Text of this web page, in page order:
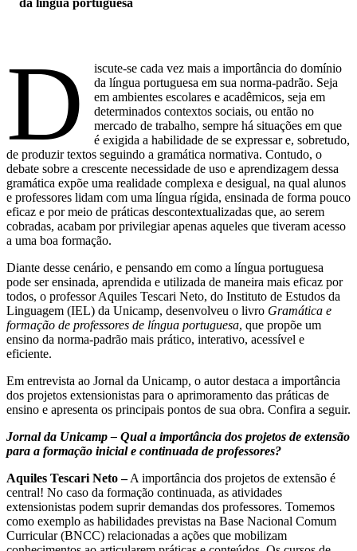
da língua portuguesa
D
iscute-se cada vez mais a importância do domínio
da língua portuguesa em sua norma-padrão. Seja
em ambientes escolares e acadêmicos, seja em
determinados contextos sociais, ou então no
mercado de trabalho, sempre há situações em que
é exigida a habilidade de se expressar e, sobretudo,
de produzir textos seguindo a gramática normativa. Contudo, o
debate sobre a crescente necessidade de uso e aprendizagem dessa
gramática expõe uma realidade complexa e desigual, na qual alunos
e professores lidam com uma língua rígida, ensinada de forma pouco
eficaz e por meio de práticas descontextualizadas que, ao serem
cobradas, acabam por privilegiar apenas aqueles que tiveram acesso
a uma boa formação.
Diante desse cenário, e pensando em como a língua portuguesa
pode ser ensinada, aprendida e utilizada de maneira mais eficaz por
todos, o professor Aquiles Tescari Neto, do Instituto de Estudos da
Linguagem (IEL) da Unicamp, desenvolveu o livro Gramática e
formação de professores de língua portuguesa, que propõe um
ensino da norma-padrão mais prático, interativo, acessível e
eficiente.
Em entrevista ao Jornal da Unicamp, o autor destaca a importância
dos projetos extensionistas para o aprimoramento das práticas de
ensino e apresenta os principais pontos de sua obra. Confira a seguir.
Jornal da Unicamp – Qual a importância dos projetos de extensão
para a formação inicial e continuada de professores?
Aquiles Tescari Neto –A importância dos projetos de extensão é
central! No caso da formação continuada, as atividades
extensionistas podem suprir demandas dos professores. Tomemos
como exemplo as habilidades previstas na Base Nacional Comum
Curricular (BNCC) relacionadas a ações que mobilizam